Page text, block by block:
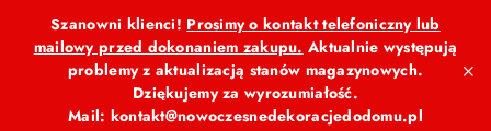
Przejdź do treści głównej
Przejdź do wyszukiwarki
Przejdź do moje konto
Przejdź do menu głównego
Przejdź do opisu produktu
Przejdź do stopki
Szanowni klienci! Prosimy o kontakt telefoniczny lub
mailowy przed dokonaniem zakupu. Aktualnie występują
problemy z aktualizacją stanów magazynowych.
Dziękujemy za wyrozumiałość.
Mail: kontakt@nowoczesnedekoracjedodomu.pl